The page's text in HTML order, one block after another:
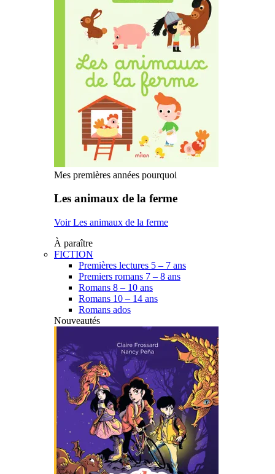
Mes premières années pourquoi
Les animaux de la ferme
Voir Les animaux de la ferme
À paraître
FICTION
Premières lectures 5 – 7 ans
Premiers romans 7 – 8 ans
Romans 8 – 10 ans
Romans 10 – 14 ans
Romans ados
Nouveautés